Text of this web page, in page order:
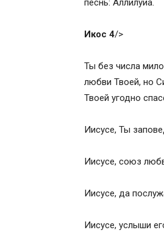
песнь: Аллилуиа.
Икос 4/>
Ты без числа
любви Твоей, но
Твоей угодно
Иисусе, Ты
Иисусе, союз
Иисусе, да
Иисусе, услыши